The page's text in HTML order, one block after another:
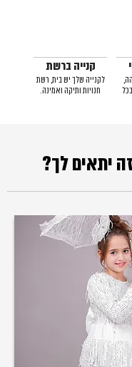
קנייה ברשת
לקנייה שלך יש בית, רשת
חנויות ותיקה ואמינה.
יתאים לך?